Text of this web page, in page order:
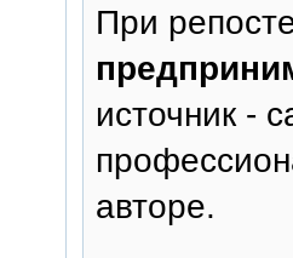
При
источник -
авторе.